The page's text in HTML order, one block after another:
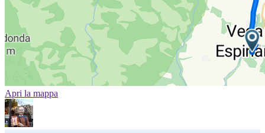
Apri la mappa